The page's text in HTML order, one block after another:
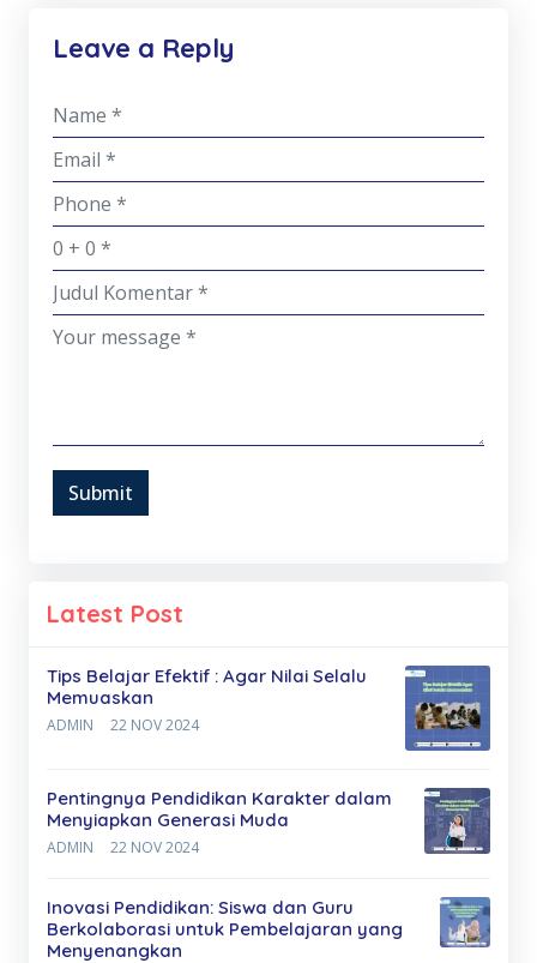
Leave a Reply
Submit
Latest Post
Tips Belajar Efektif : Agar Nilai Selalu
Memuaskan
ADMIN 22 NOV 2024
Pentingnya Pendidikan Karakter dalam
Menyiapkan Generasi Muda
ADMIN 22 NOV 2024
Inovasi Pendidikan: Siswa dan Guru
Berkolaborasi untuk Pembelajaran yang
Menyenangkan